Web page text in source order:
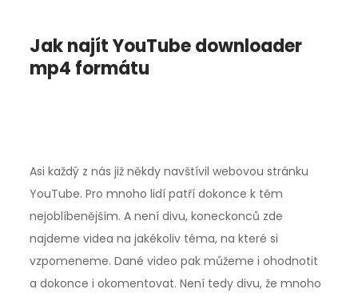
Jak najít YouTube downloader
mp4 formátu
Asi každý z nás již někdy navštívil webovou stránku
YouTube. Pro mnoho lidí patří dokonce k těm
nejoblíbenějším. A není divu, koneckonců zde
najdeme videa na jakékoliv téma, na které si
vzpomeneme. Dané video pak můžeme i ohodnotit
a dokonce i okomentovat. Není tedy divu, že mnoho